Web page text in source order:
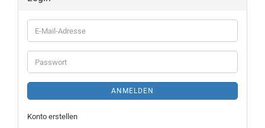
E-
Mail-
Adresse
Passwort
ANMELDEN
Konto erstellen